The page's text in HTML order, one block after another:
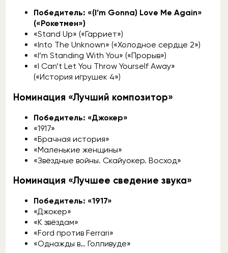
Победитель: «(I’m Gonna) Love Me Again»
(«Рокетмен»)
«Stand Up» («Гарриет»)
«Into The Unknown» («Холодное сердце 2»)
«I’m Standing With You» («Прорыв»)
«I Can’t Let You Throw Yourself Away»
(«История игрушек 4»)
Номинация «Лучший композитор»
Победитель: «Джокер»
«1917»
«Брачная история»
«Маленькие женщины»
«Звёздные войны. Скайуокер. Восход»
Номинация «Лучшее сведение звука»
Победитель: «1917»
«Джокер»
«К звёздам»
«Ford против Ferrari»
«Однажды в… Голливуде»